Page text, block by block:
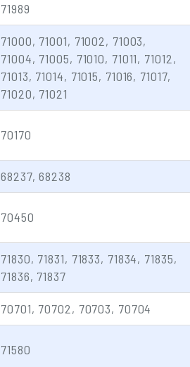
71989
71000, 71001, 71002, 71003,
71004, 71005, 71010, 71011, 71012,
71013, 71014, 71015, 71016, 71017,
71020, 71021
70170
68237, 68238
70450
71830, 71831, 71833, 71834, 71835,
71836, 71837
70701, 70702, 70703, 70704
71580